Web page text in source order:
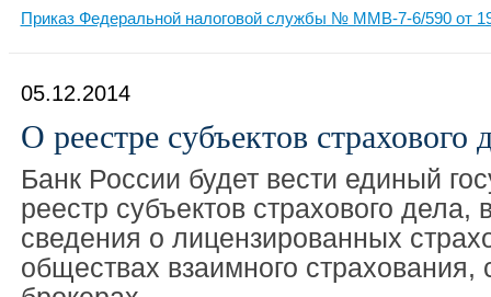
Приказ Федеральной налоговой службы № ММВ-7-6/590 от
05.12.2014
О реестре субъектов страхового
Банк России будет вести единый
реестр субъектов страхового дела,
сведения о лицензированных
обществах взаимного страхования,